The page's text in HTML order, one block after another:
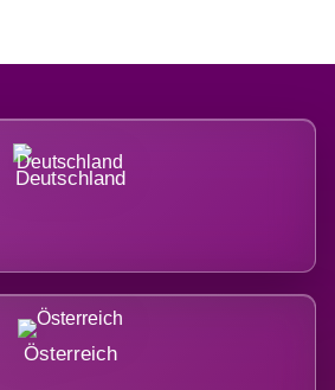
Deutschland
Österreich